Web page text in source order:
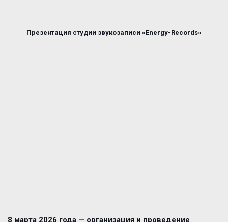
Презентация студии звукозаписи «Energy-Records»
8 марта 2026 года — организация и проведение